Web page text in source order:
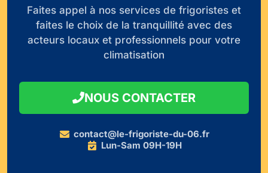
Faites appel à nos services de frigoristes et
faites le choix de la tranquillité avec des
acteurs locaux et professionnels pour votre
climatisation
NOUS CONTACTER
contact@le-frigoriste-du-06.fr
Lun-Sam 09H-19H